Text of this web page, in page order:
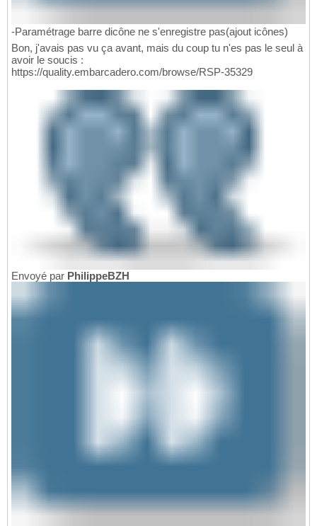
-Paramétrage barre dicône ne s'enregistre pas(ajout icônes)
Bon, j'avais pas vu ça avant, mais du coup tu n'es pas le seul à
avoir le soucis :
https://quality.embarcadero.com/browse/RSP-35329
Envoyé par PhilippeBZH